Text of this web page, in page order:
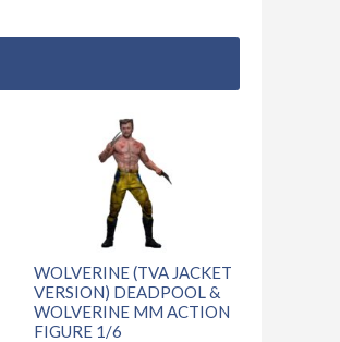
WOLVERINE (TVA JACKET
VERSION) DEADPOOL &
WOLVERINE MM ACTION
FIGURE 1/6